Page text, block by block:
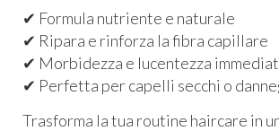
✔ Formula nutriente e naturale
✔ Ripara e rinforza la fibra capillare
✔ Morbidezza e lucentezza
✔ Perfetta per capelli secchi o
Trasforma la tua routine haircare in